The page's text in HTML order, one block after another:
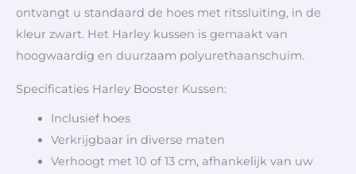
ontvangt u standaard de hoes met ritssluiting, in de
kleur zwart. Het Harley kussen is gemaakt van
hoogwaardig en duurzaam polyurethaanschuim.
Specificaties Harley Booster Kussen:
Inclusief hoes
Verkrijgbaar in diverse maten
Verhoogt met 10 of 13 cm, afhankelijk van uw